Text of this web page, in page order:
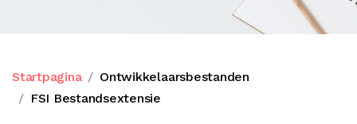
Startpagina
Ontwikkelaarsbestanden
FSI Bestandsextensie